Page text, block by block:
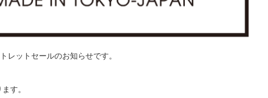
レットセールのお知らせです。
す。